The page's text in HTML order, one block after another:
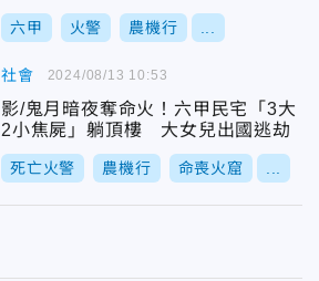
六甲 火警 農機行
社會
影/鬼月暗夜奪命火！六甲民宅「3大
2小焦屍」躺頂樓 大女兒出國逃劫
死亡火警 農機行 命喪火窟
2024/08/13 10:53